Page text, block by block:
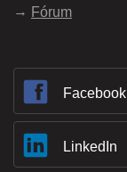
Fórum
Facebook
LinkedIn